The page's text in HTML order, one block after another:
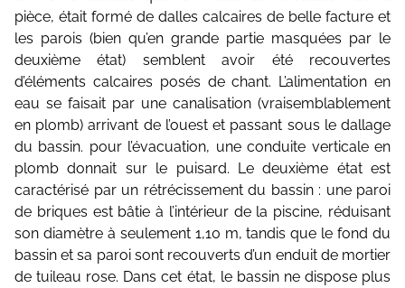
pièce, était formé de dalles calcaires de belle facture et
les parois (bien qu’en grande partie masquées par le
deuxième état) semblent avoir été recouvertes
d’éléments calcaires posés de chant. L’alimentation en
eau se faisait par une canalisation (vraisemblablement
en plomb) arrivant de l’ouest et passant sous le dallage
du bassin. pour l’évacuation, une conduite verticale en
plomb donnait sur le puisard. Le deuxième état est
caractérisé par un rétrécissement du bassin : une paroi
de briques est bâtie à l’intérieur de la piscine, réduisant
son diamètre à seulement 1,10 m, tandis que le fond du
bassin et sa paroi sont recouverts d’un enduit de mortier
de tuileau rose. Dans cet état, le bassin ne dispose plus